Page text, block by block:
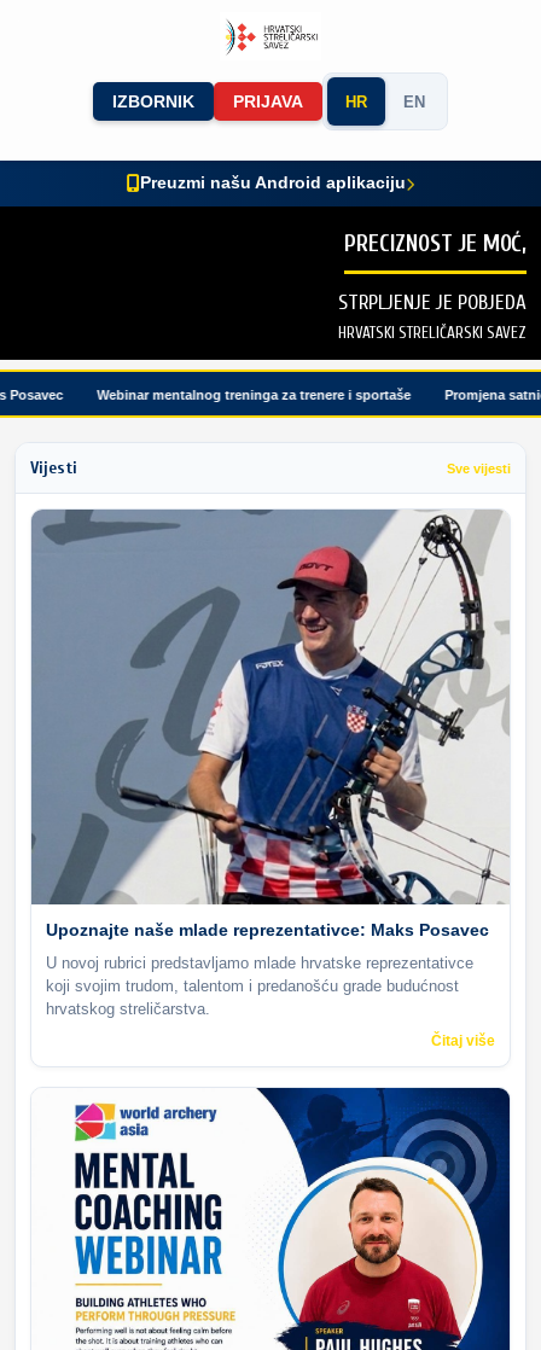
IZBORNIK PRIJAVA HR EN
Preuzmi našu Android aplikaciju
PRECIZNOST JE MOĆ,
STRPLJENJE JE POBJEDA
HRVATSKI STRELIČARSKI SAVEZ
Webinar mentalnog treninga za trenere i sportaše Promjena
Vijesti Sve vijesti
Upoznajte naše mlade reprezentativce: Maks Posavec
U novoj rubrici predstavljamo mlade hrvatske reprezentativce
koji svojim trudom, talentom i predanošću grade budućnost
hrvatskog streličarstva.
Čitaj više